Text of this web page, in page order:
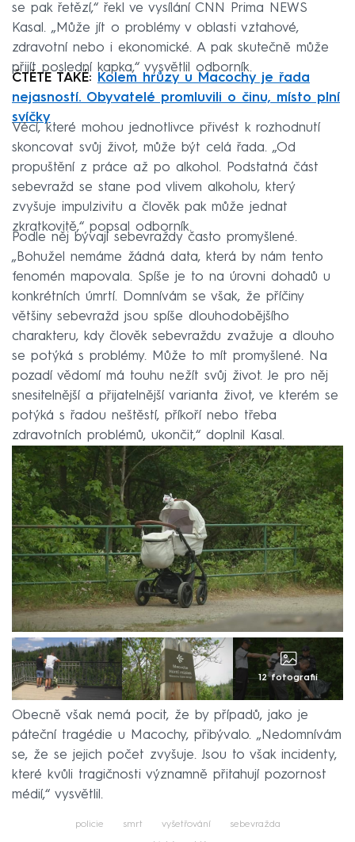
se pak řetězí,“ řekl ve vysílání CNN Prima NEWS
Kasal. „Může jít o problémy v oblasti vztahové,
zdravotní nebo i ekonomické. A pak skutečně může
přijít poslední kapka,“ vysvětlil odborník.
ČTĚTE TAKÉ:
Kolem hrůzy u Macochy je řada
nejasností. Obyvatelé promluvili o činu, místo plní
svíčky
Věcí, které mohou jednotlivce přivést k rozhodnutí
skoncovat svůj život, může být celá řada. „Od
propuštění z práce až po alkohol. Podstatná část
sebevražd se stane pod vlivem alkoholu, který
zvyšuje impulzivitu a člověk pak může jednat
zkratkovitě,“ popsal odborník.
Podle něj bývají sebevraždy často promyšlené.
„Bohužel nemáme žádná data, která by nám tento
fenomén mapovala. Spíše je to na úrovni dohadů u
konkrétních úmrtí. Domnívám se však, že příčiny
většiny sebevražd jsou spíše dlouhodobějšího
charakteru, kdy člověk sebevraždu zvažuje a dlouho
se potýká s problémy. Může to mít promyšlené. Na
pozadí vědomí má touhu nežít svůj život. Je pro něj
snesitelnější a přijatelnější varianta život, ve kterém se
potýká s řadou neštěstí, příkoří nebo třeba
zdravotních problémů, ukončit,“ doplnil Kasal.
12 fotografií
Obecně však nemá pocit, že by případů, jako je
páteční tragédie u Macochy, přibývalo. „Nedomnívám
se, že se jejich počet zvyšuje. Jsou to však incidenty,
které kvůli tragičnosti významně přitahují pozornost
médií,“ vysvětlil.
policie smrt vyšetřování sebevražda